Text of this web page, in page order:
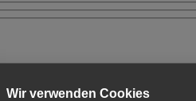
Wir verwenden Cookies